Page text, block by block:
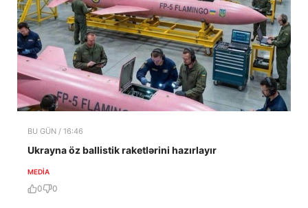
BU GÜN / 16:46
Ukrayna öz ballistik raketlərini hazırlayır
MEDİA
0 0